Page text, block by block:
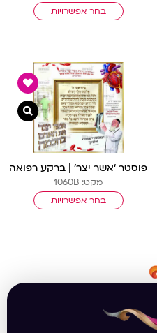
בחר אפשרויות
מהירה
פוסטר ‘אשר יצר’ | ברקע רפואה
מקט: 1060B
בחר אפשרויות